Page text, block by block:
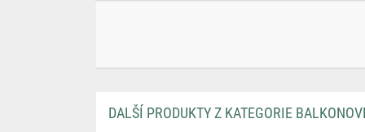
DALŠÍ PRODUKTY Z KATEGORIE